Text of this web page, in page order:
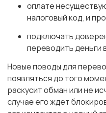
оплате
налоговый код, и
подключать
переводить деньги
Новые поводы для
появляться до того
раскусит обман или не
случае его ждет